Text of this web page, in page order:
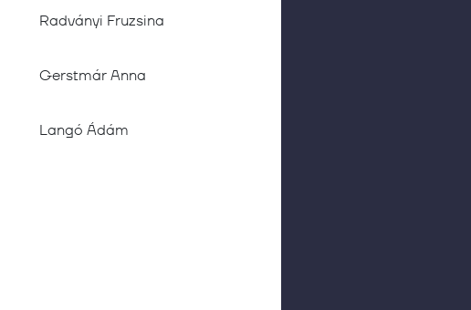
Radványi Fruzsina
Gerstmár Anna
Langó Ádám